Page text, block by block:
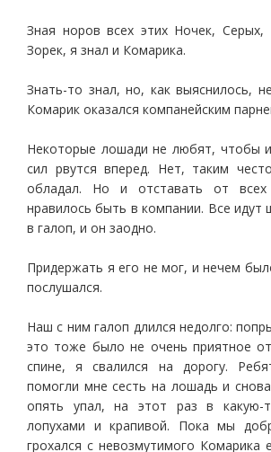
Зная норов всех этих Ночек, Серых,
Зорек, я знал и Комарика.
Знать-то знал, но, как выяснилось,
Комарик оказался компанейским
Некоторые лошади не любят, чтобы
сил рвутся вперед. Нет, таким
обладал. Но и отставать от
нравилось быть в компании. Все
в галоп, и он заодно.
Придержать я его не мог, и нечем
послушался.
Наш с ним галоп длился недолго:
это тоже было не очень приятное
спине, я свалился на дорогу.
помогли мне сесть на лошадь и
опять упал, на этот раз в какую-
лопухами и крапивой. Пока мы
грохался с невозмутимого Комарика